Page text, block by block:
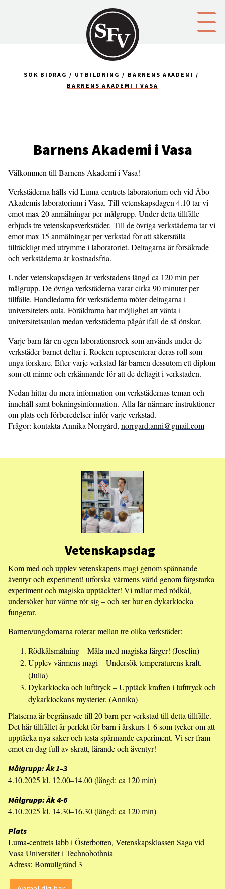
SÖK BIDRAG UTBILDNING
BARNENS AKADEMI
BARNENS AKADEMI I VASA
Barnens Akademi i Vasa
Välkommen till Barnens Akademi i Vasa!
Verkstäderna hålls vid Luma-centrets laboratorium och vid Åbo
Akademis laboratorium i Vasa. Till vetenskapsdagen 4.10 tar vi
emot max 20 anmälningar per målgrupp. Under detta tillfälle
erbjuds tre vetenskapsverkstäder. Till de övriga verkstäderna tar vi
emot max 15 anmälningar per verkstad för att säkerställa
tillräckligt med utrymme i laboratoriet. Deltagarna är försäkrade
och verkstäderna är kostnadsfria.
Under vetenskapsdagen är verkstadens längd ca 120 min per
målgrupp. De övriga verkstäderna varar cirka 90 minuter per
tillfälle. Handledarna för verkstäderna möter deltagarna i
universitetets aula. Föräldrarna har möjlighet att vänta i
universitetsaulan medan verkstäderna pågår ifall de så önskar.
Varje barn får en egen laborationsrock som används under de
verkstäder barnet deltar i. Rocken representerar deras roll som
unga forskare. Efter varje verkstad får barnen dessutom ett diplom
som ett minne och erkännande för att de deltagit i verkstaden.
Nedan hittar du mera information om verkstädernas teman och
innehåll samt bokningsinformation. Alla får närmare instruktioner
om plats och förberedelser inför varje verkstad.
Frågor: kontakta Annika Norrgård, norrgard.anni@gmail.com
Vetenskapsdag
Kom med och upplev vetenskapens magi genom spännande
äventyr och experiment! utforska värmens värld genom färgstarka
experiment och magiska upptäckter! Vi målar med rödkål,
undersöker hur värme rör sig – och ser hur en dykarklocka
fungerar.
Barnen/ungdomarna roterar mellan tre olika verkstäder:
Rödkålsmålning – Måla med magiska färger! (Josefin)
Upplev värmens magi – Undersök temperaturens kraft.
(Julia)
Dykarklocka och lufttryck – Upptäck kraften i lufttryck och
dykarklockans mysterier. (Annika)
Platserna är begränsade till 20 barn per verkstad till detta tillfälle.
Det här tillfället är perfekt för barn i årskurs 1-6 som tycker om att
upptäcka nya saker och testa spännande experiment. Vi ser fram
emot en dag full av skratt, lärande och äventyr!
Målgrupp: Åk 1–3
4.10.2025 kl. 12.00–14.00 (längd: ca 120 min)
Målgrupp: Åk 4-6
4.10.2025 kl. 14.30–16.30 (längd: ca 120 min)
Plats
Luma-centrets labb i Österbotten, Vetenskapsklassen Saga vid
Vasa Universitet i Technobothnia
Adress: Bomullgränd 3